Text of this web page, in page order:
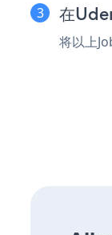
在
将以上